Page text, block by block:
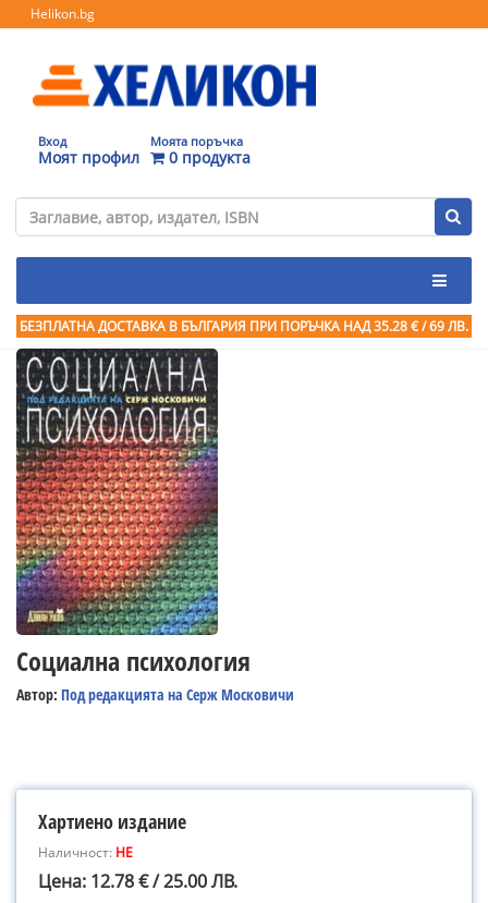
Helikon.bg
Вход
Моят профил
Моята поръчка
0 продукта
БЕЗПЛАТНА ДОСТАВКА В БЪЛГАРИЯ ПРИ ПОРЪЧКА НАД 35.28 € / 69 ЛВ.
Социална психология
Автор: Под редакцията на Серж Московичи
Хартиено издание
Наличност: НЕ
Цена: 12.78 € / 25.00 ЛВ.